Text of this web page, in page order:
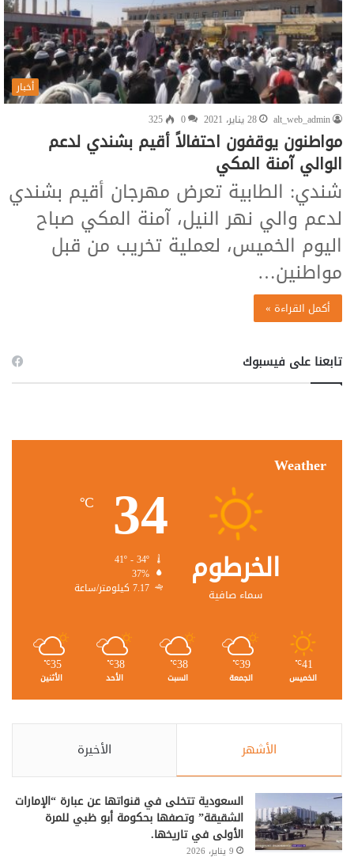
أخبار
alt_web_admin
28 يناير، 2021 0
325
مواطنون يوقفون احتفالاً أقيم بشندي لدعم
الوالي آمنة المكي
شندي: الطابية تعرض مهرجان أقيم بشندي
لدعم والي نهر النيل، آمنة المكي صباح
اليوم الخميس، لعملية تخريب من قبل
مواطنين…
أكمل القراءة »
تابعنا على فيسبوك
Weather
الخرطوم
سماء صافية
34
℃
37%
7.17 كيلومتر/ساعة
41
℃
الخميس
39
℃
الجمعة
38
℃
السبت
38
℃
الأحد
35
℃
الأثنين
الأشهر الأخيرة
السعودية تتخلى في قنواتها عن عبارة “الإمارات
الشقيقة” وتصفها بحكومة أبو ظبي للمرة
الأولى في تاريخها.
9 يناير، 2026